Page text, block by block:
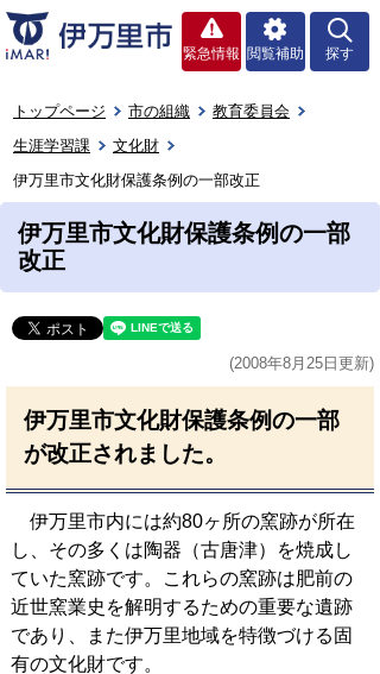
緊急情報 閲覧補助 探す
トップページ 市の組織
教育委員会
生涯学習課
文化財
伊万里市文化財保護条例の一部改正
伊万里市文化財保護条例の一部
改正
(2008年8月25日更新)
伊万里市文化財保護条例の一部
が改正されました。
伊万里市内には約80ヶ所の窯跡が所在
し、その多くは陶器（古唐津）を焼成し
ていた窯跡です。これらの窯跡は肥前の
近世窯業史を解明するための重要な遺跡
であり、また伊万里地域を特徴づける固
有の文化財です。